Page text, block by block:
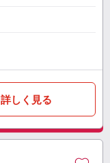
詳しく見る